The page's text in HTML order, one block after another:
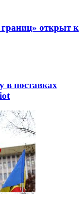
открыт к
в поставках